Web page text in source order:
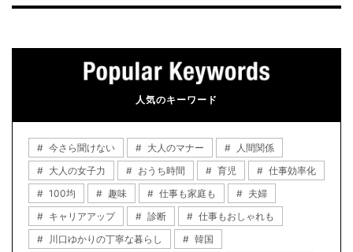
人気のキーワード
今さら聞けない 大人のマナー
人間関係
大人の女子力
おうち時間 育児
仕事効率化
100均
趣味 仕事も家庭も
夫婦
キャリアアップ
診断
仕事もおしゃれも
川口ゆかりの丁寧な暮らし
韓国